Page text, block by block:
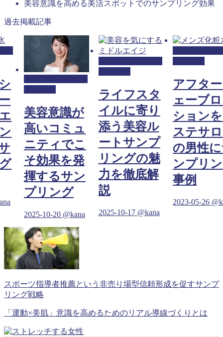
美容意識を高める美活スポットでのサンプリング効果
過去掲載記事
美容意識が
高いコミュ
ニティでこ
そ効果を発
揮するサン
プリング
2025-10-20 @kana
ライフスタ
イルに寄り
添う美容ル
ートサンプ
リングの魅
力を徹底解
説
2025-10-17 @kana
アフタ
ェーブ
ション
ステサ
の男性
ンプリ
事例
2023-05-26
スポーツ指導者推薦という非売り場型信頼形成を促すサンプ
リング戦略
「運動×美肌」意識を高めるためのリアル導線づくりとは